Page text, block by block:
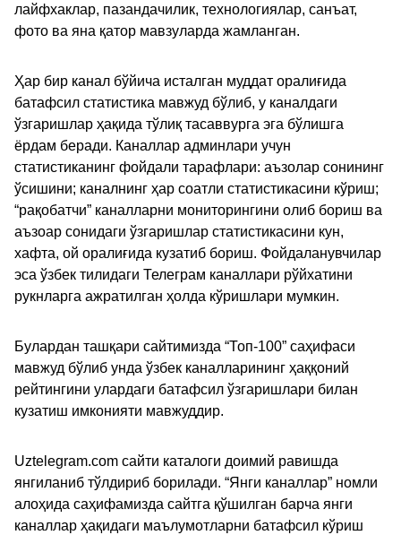
лайфхаклар, пазандачилик, технологиялар, санъат,
фото ва яна қатор мавзуларда жамланган.
Ҳар бир канал бўйича исталган муддат оралиғида
батафсил статистика мавжуд бўлиб, у каналдаги
ўзгаришлар ҳақида тўлиқ тасаввурга эга бўлишга
ёрдам беради. Каналлар админлари учун
статистиканинг фойдали тарафлари: аъзолар сонининг
ўсишини; каналнинг ҳар соатли статистикасини кўриш;
“рақобатчи” каналларни мониторингини олиб бориш ва
аъзоар сонидаги ўзгаришлар статистикасини кун,
хафта, ой оралиғида кузатиб бориш. Фойдаланувчилар
эса ўзбек тилидаги Телеграм каналлари рўйхатини
рукнларга ажратилган ҳолда кўришлари мумкин.
Булардан ташқари сайтимизда “Топ-100” саҳифаси
мавжуд бўлиб унда ўзбек каналларининг ҳаққоний
рейтингини улардаги батафсил ўзгаришлари билан
кузатиш имконияти мавжуддир.
Uztelegram.com сайти каталоги доимий равишда
янгиланиб тўлдириб борилади. “Янги каналлар” номли
алоҳида саҳифамизда сайтга қўшилган барча янги
каналлар ҳақидаги маълумотларни батафсил кўриш